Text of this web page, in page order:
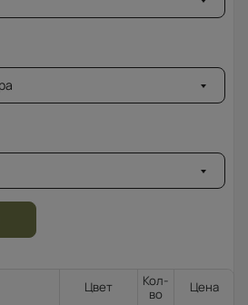
Цвет
Кол-
во
Цена